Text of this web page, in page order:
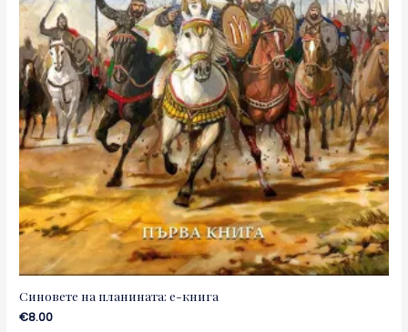
Синовете на планината: е-книга
€8.00